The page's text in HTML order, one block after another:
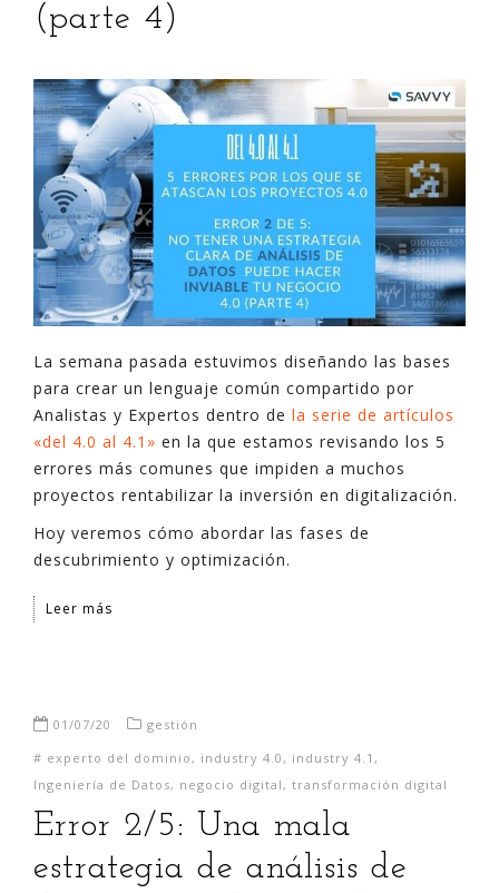
(parte 4)
La semana pasada estuvimos diseñando las bases
para crear un lenguaje común compartido por
Analistas y Expertos dentro de la serie de artículos
«del 4.0 al 4.1» en la que estamos revisando los 5
errores más comunes que impiden a muchos
proyectos rentabilizar la inversión en digitalización.
Hoy veremos cómo abordar las fases de
descubrimiento y optimización.
Leer más
01/07/20
gestión
# experto del dominio , industry 4.0 , industry 4.1 ,
Ingeniería de Datos, negocio digital , transformación digital
Error 2/5: Una mala
estrategia de análisis de